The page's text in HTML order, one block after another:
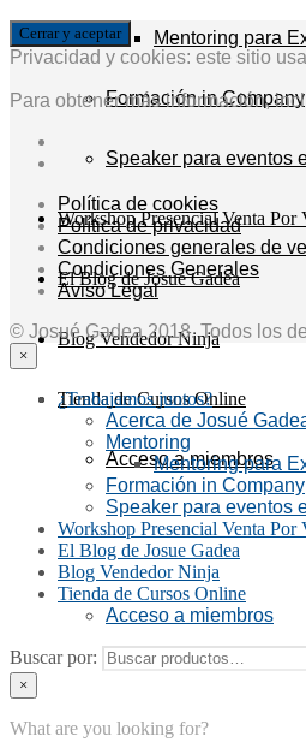
Mentoring para
Formación in Company
Speaker para eventos
Workshop Presencial Venta Por
El Blog de Josue Gadea
Blog Vendedor Ninja
Tienda de Cursos Online
Acceso a miembros
Privacidad y cookies: este sitio
Para obtener más información,
Política de cookies
Política de privacidad
Condiciones generales de
Condiciones Generales
Aviso Legal
© Josué Gadea 2018. Todos los
×
¿Trabajamos juntos?
Acerca de Josué
Mentoring
Mentoring para
Formación in Company
Speaker para eventos
Workshop Presencial Venta Por
El Blog de Josue Gadea
Blog Vendedor Ninja
Tienda de Cursos Online
Acceso a miembros
Buscar por:
×
What are you looking for?